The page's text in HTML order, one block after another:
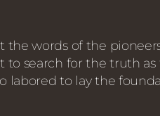
the words of the
to search for the truth
labored to lay the